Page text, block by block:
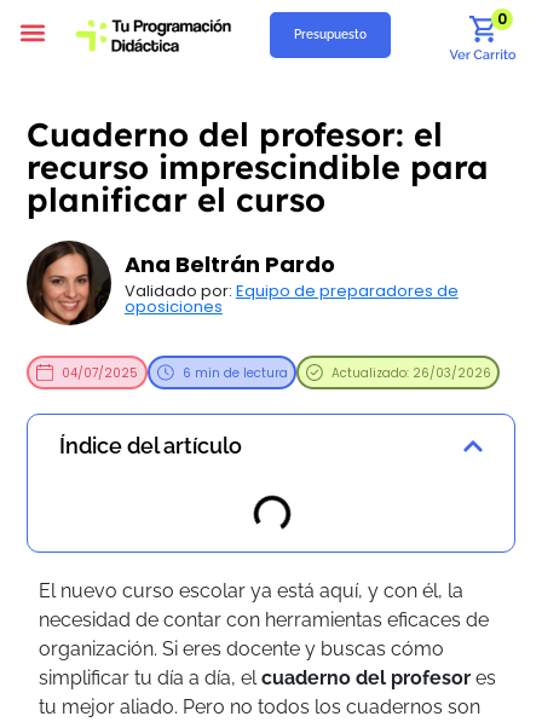
Presupuesto
0
Cuaderno del profesor: el
recurso imprescindible para
planificar el curso
Ana Beltrán Pardo
Validado por: Equipo de preparadores de
oposiciones
04/07/2025 6 min de lectura Actualizado: 26/03/2026
Índice del artículo
El nuevo curso escolar ya está aquí, y con él, la
necesidad de contar con herramientas eficaces de
organización. Si eres docente y buscas cómo
simplificar tu día a día, elcuaderno del profesor es
tu mejor aliado. Pero no todos los cuadernos son